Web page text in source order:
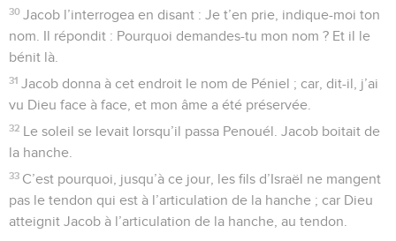
30 Jacob l’interrogea en disant : Je t’en prie, indique-moi ton
nom. Il répondit : Pourquoi demandes-tu mon nom ? Et il le
bénit là.
31 Jacob donna à cet endroit le nom de Péniel ; car, dit-il, j’ai
vu Dieu face à face, et mon âme a été préservée.
32 Le soleil se levait lorsqu’il passa Penouél. Jacob boitait de
la hanche.
33 C’est pourquoi, jusqu’à ce jour, les fils d’Israël ne mangent
pas le tendon qui est à l’articulation de la hanche ; car Dieu
atteignit Jacob à l’articulation de la hanche, au tendon.